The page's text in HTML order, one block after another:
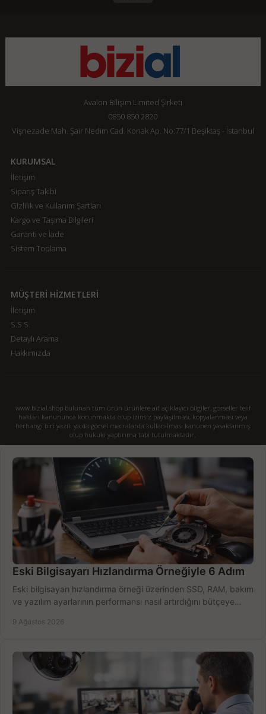
Avalon Bilişim Limited Şirketi
0850 850 2820
Vişnezade Mah. Şair Nedim Cad. Konak Ap. No:77/1 Beşiktaş - İstanbul
KURUMSAL
İletişim
Sipariş Takibi
Gizlilik ve Kullanım Şartları
Kargo ve Taşıma Bilgileri
Garanti ve İade
Sistem Toplama
MÜŞTERİ HİZMETLERİ
İletişim
S.S.S.
Detaylı Arama
Hakkımızda
www.bizial.shop bulunan tüm ürün ürünlere ait açıklayıcı bilgiler, görseller telif
hakları kanununca korunmakta olup izinsiz paylaşılması, kopyalanması veya
herhangi biri yazılı ya da görsel mecralarda kullanılması kanunen yasaklanmış
olup hukuki yaptırıma tabi tutulmaktadır.
Eski Bilgisayarı Hızlandırma Örneğiyle 6 Adım
Eski bilgisayarı hızlandırma örneği üzerinden SSD, RAM, bakım
ve yazılım ayarlarının performansı nasıl artırdığını bütçeye
9 Ağustos 2026